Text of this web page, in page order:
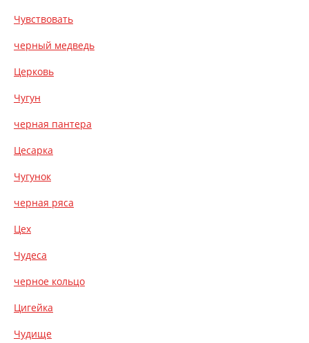
Чувствовать
черный медведь
Церковь
Чугун
черная пантера
Цесарка
Чугунок
черная ряса
Цех
Чудеса
черное кольцо
Цигейка
Чудище